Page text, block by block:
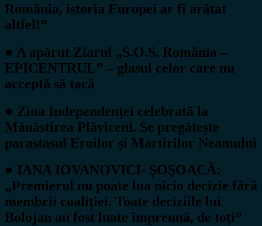
România, istoria Europei ar fi arătat
altfel!”
● A apărut Ziarul „S.O.S. România –
EPICENTRUL” – glasul celor care nu
acceptă să tacă
● Ziua Independenței celebrată la
Mănăstirea Plăviceni. Se pregătește
parastasul Eroilor și Martirilor Neamului
● IANA IOVANOVICI- ȘOȘOACĂ:
„Premierul nu poate lua nicio decizie fără
membrii coaliției. Toate deciziile lui
Bolojan au fost luate împreună, de toți”